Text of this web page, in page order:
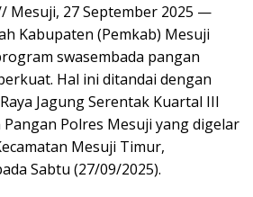
Mesuji, 27 September 2025 —
Kabupaten (Pemkab) Mesuji
swasembada pangan
Hal ini ditandai dengan
Jagung Serentak Kuartal III
Polres Mesuji yang digelar
Mesuji Timur,
Sabtu (27/09/2025).